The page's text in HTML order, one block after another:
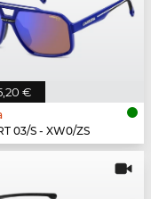
€
03/S - XW0/ZS